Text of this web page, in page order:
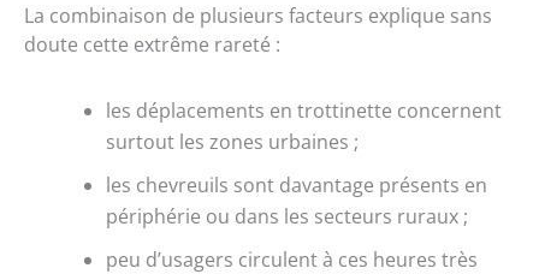
La combinaison de plusieurs facteurs explique sans
doute cette extrême rareté :
les déplacements en trottinette concernent
surtout les zones urbaines ;
les chevreuils sont davantage présents en
périphérie ou dans les secteurs ruraux ;
peu d’usagers circulent à ces heures très